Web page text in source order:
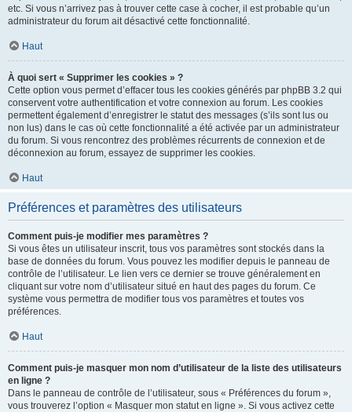
etc. Si vous n’arrivez pas à trouver cette case à cocher, il est probable qu’un
administrateur du forum ait désactivé cette fonctionnalité.
Haut
À quoi sert « Supprimer les cookies » ?
Cette option vous permet d’effacer tous les cookies générés par phpBB 3.2 qui
conservent votre authentification et votre connexion au forum. Les cookies
permettent également d’enregistrer le statut des messages (s’ils sont lus ou
non lus) dans le cas où cette fonctionnalité a été activée par un administrateur
du forum. Si vous rencontrez des problèmes récurrents de connexion et de
déconnexion au forum, essayez de supprimer les cookies.
Haut
Préférences et paramètres des utilisateurs
Comment puis-je modifier mes paramètres ?
Si vous êtes un utilisateur inscrit, tous vos paramètres sont stockés dans la
base de données du forum. Vous pouvez les modifier depuis le panneau de
contrôle de l’utilisateur. Le lien vers ce dernier se trouve généralement en
cliquant sur votre nom d’utilisateur situé en haut des pages du forum. Ce
système vous permettra de modifier tous vos paramètres et toutes vos
préférences.
Haut
Comment puis-je masquer mon nom d’utilisateur de la liste des utilisateurs
en ligne ?
Dans le panneau de contrôle de l’utilisateur, sous « Préférences du forum »,
vous trouverez l’option « Masquer mon statut en ligne ». Si vous activez cette